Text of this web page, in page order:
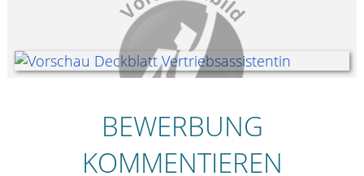
BEWERBUNG
KOMMENTIEREN